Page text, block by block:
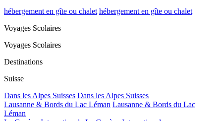
hébergement en gîte ou chalet hébergement en gîte ou chalet
Voyages Scolaires
Voyages Scolaires
Destinations
Suisse
Dans les Alpes Suisses Dans les Alpes Suisses
Lausanne & Bords du Lac Léman Lausanne & Bords du Lac
Léman